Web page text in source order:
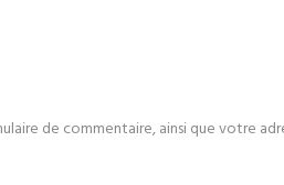
de commentaire, ainsi que votre